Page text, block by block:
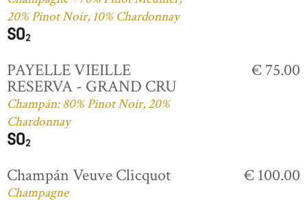
20% Pinot Noir, 10% Chardonnay
PAYELLE VIEILLE
RESERVA - GRAND CRU
Champán: 80% Pinot Noir, 20%
Chardonnay
€ 75.00
Champán Veuve Clicquot
Champagne
€ 100.00